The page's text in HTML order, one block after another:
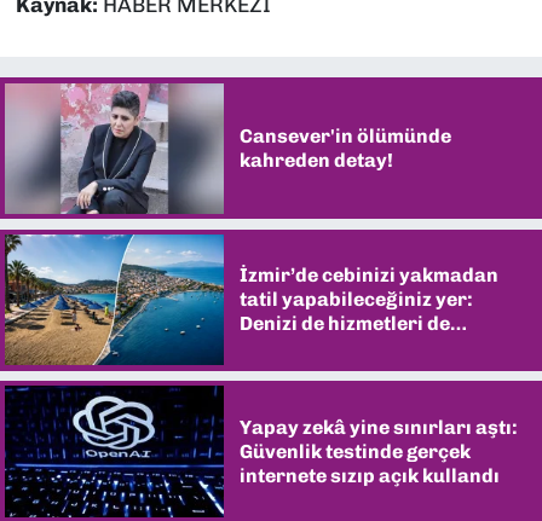
Cansever'in ölümünde
kahreden detay!
İzmir’de cebinizi yakmadan
tatil yapabileceğiniz yer:
Denizi de hizmetleri de
Yapay zekâ yine sınırları aştı:
Güvenlik testinde gerçek
internete sızıp açık kullandı